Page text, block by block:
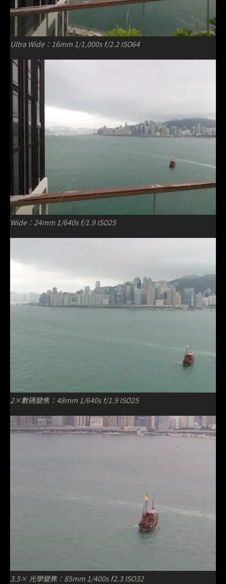
Ultra Wide：16mm 1/1,000s f/2.2 ISO64
Wide：24mm 1/640s f/1.9 ISO25
2×數碼變焦：48mm 1/640s f/1.9 ISO25
3.5× 光學變焦：85mm 1/400s f2.3 ISO32